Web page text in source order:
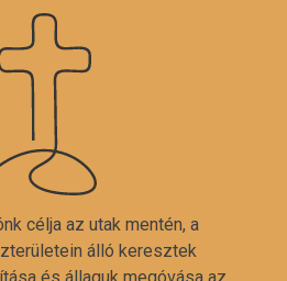
célja az utak mentén, a
álló keresztek